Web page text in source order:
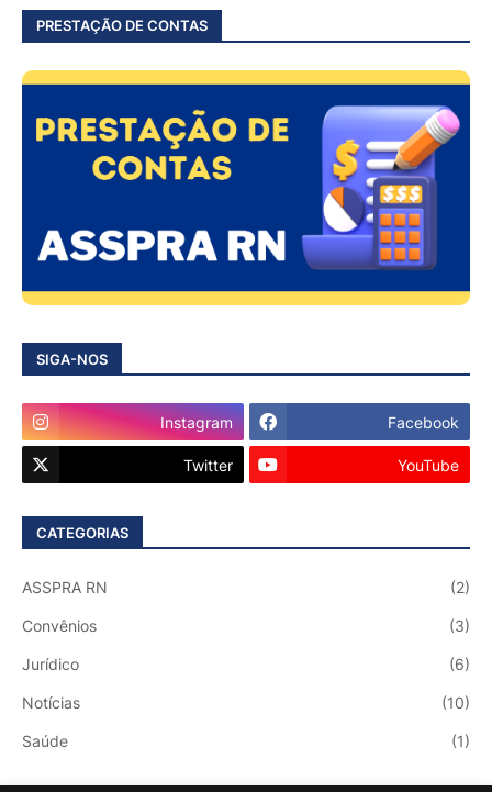
PRESTAÇÃO DE CONTAS
SIGA-NOS
Instagram Facebook
Twitter YouTube
CATEGORIAS
ASSPRA RN (2)
Convênios (3)
Jurídico (6)
Notícias (10)
Saúde (1)